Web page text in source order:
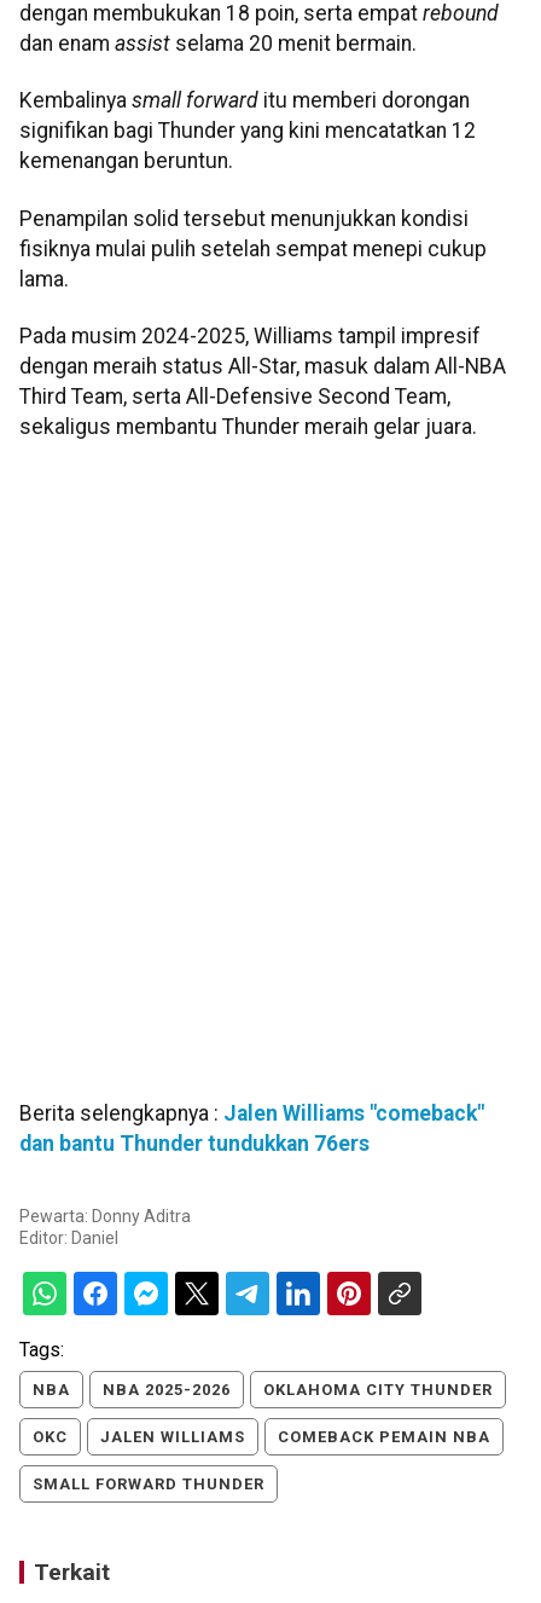
dengan membukukan 18 poin, serta empat rebound
dan enam assist selama 20 menit bermain.
Kembalinya small forward itu memberi dorongan
signifikan bagi Thunder yang kini mencatatkan 12
kemenangan beruntun.
Penampilan solid tersebut menunjukkan kondisi
fisiknya mulai pulih setelah sempat menepi cukup
lama.
Pada musim 2024-2025, Williams tampil impresif
dengan meraih status All-Star, masuk dalam All-NBA
Third Team, serta All-Defensive Second Team,
sekaligus membantu Thunder meraih gelar juara.
Berita selengkapnya : Jalen Williams "comeback"
dan bantu Thunder tundukkan 76ers
Pewarta: Donny Aditra
Editor: Daniel
Tags:
NBA NBA 2025-2026 OKLAHOMA CITY THUNDER
OKC JALEN WILLIAMS COMEBACK PEMAIN NBA
SMALL FORWARD THUNDER
Terkait